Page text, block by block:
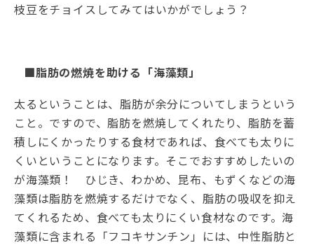
枝豆をチョイスしてみてはいかがでしょう？
■脂肪の燃焼を助ける「海藻類」
太るということは、脂肪が余分についてしまうという
こと。ですので、脂肪を燃焼してくれたり、脂肪を蓄
積しにくかったりする食材であれば、食べても太りに
くいということになります。そこでおすすめしたいの
が海藻類！ ひじき、わかめ、昆布、もずくなどの海
藻類は脂肪を燃焼するだけでなく、脂肪の吸収を抑え
てくれるため、食べても太りにくい食材なのです。海
藻類に含まれる「フコキサンチン」には、中性脂肪と